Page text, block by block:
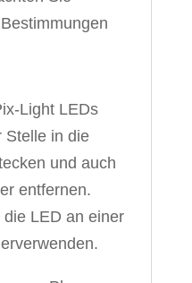
Light LEDs
Stelle in die
und auch
entfernen.
LED an einer